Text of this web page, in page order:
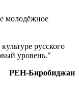
молодёжное
русского
уровень."
РЕН-Биробиджан